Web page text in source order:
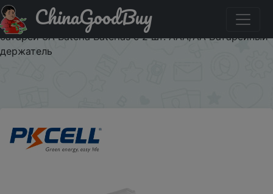
Код на знижку backit20anew 8 шт. PKCELL AAA батарея
1,2 в Ni-MH AAA аккумуляторная батарея 1000 мАч
батареи 3A Bateria Baterias с 2 шт. AAA/AA Батарейный
держатель
ChinaGoodBuy